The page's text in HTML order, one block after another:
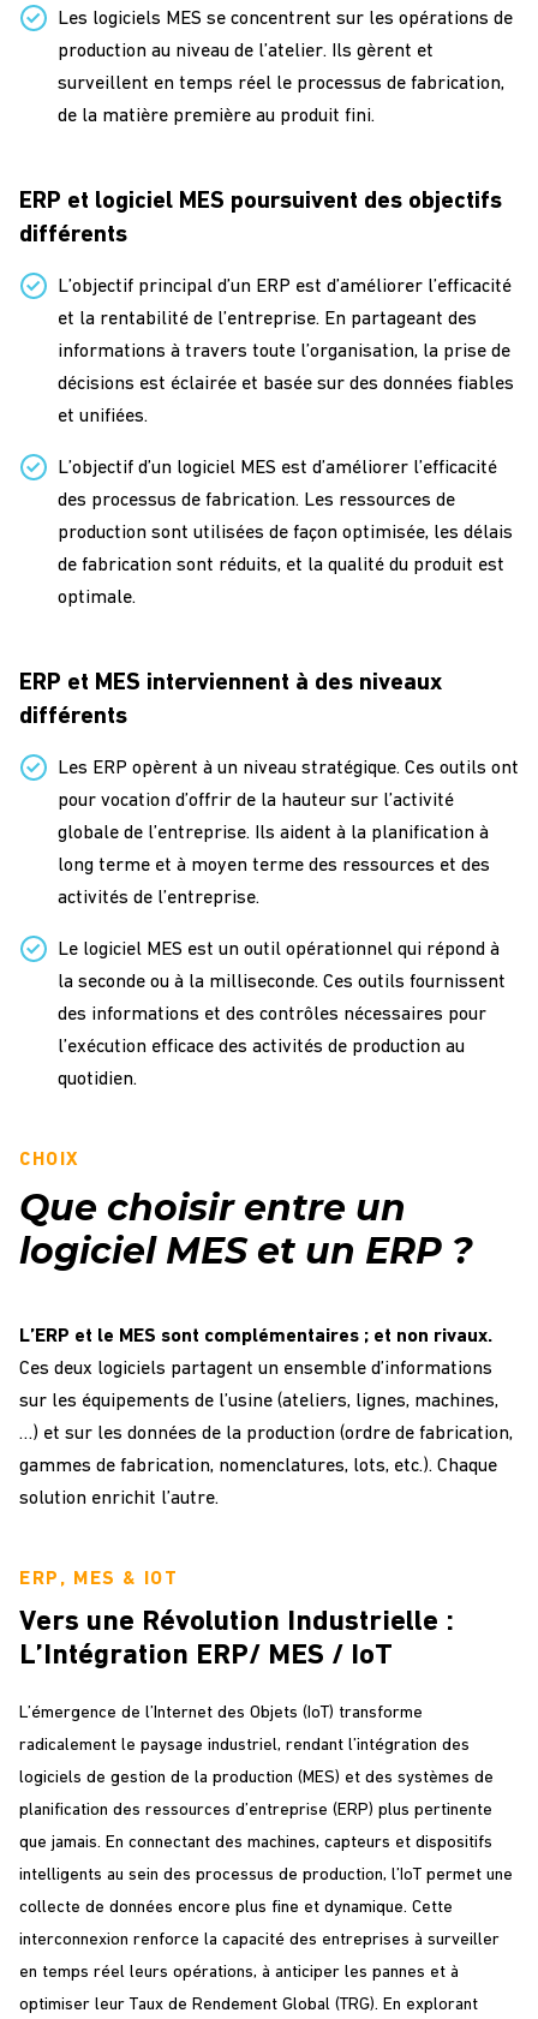
Les logiciels MES se concentrent sur les opérations de
production au niveau de l’atelier. Ils gèrent et
surveillent en temps réel le processus de fabrication,
de la matière première au produit fini.
ERP et logiciel MES poursuivent des objectifs
différents
L’objectif principal d’un ERP est d’améliorer l’efficacité
et la rentabilité de l’entreprise. En partageant des
informations à travers toute l’organisation, la prise de
décisions est éclairée et basée sur des données fiables
et unifiées.
L’objectif d’un logiciel MES est d’améliorer l’efficacité
des processus de fabrication. Les ressources de
production sont utilisées de façon optimisée, les délais
de fabrication sont réduits, et la qualité du produit est
optimale.
ERP et MES interviennent à des niveaux
différents
Les ERP opèrent à un niveau stratégique. Ces outils ont
pour vocation d’offrir de la hauteur sur l’activité
globale de l’entreprise. Ils aident à la planification à
long terme et à moyen terme des ressources et des
activités de l’entreprise.
Le logiciel MES est un outil opérationnel qui répond à
la seconde ou à la milliseconde. Ces outils fournissent
des informations et des contrôles nécessaires pour
l’exécution efficace des activités de production au
quotidien.
CHOIX
Que choisir entre un
logiciel MES et un ERP ?
L’ERP et le MES sont complémentaires ; et non rivaux.
Ces deux logiciels partagent un ensemble d’informations
sur les équipements de l’usine (ateliers, lignes, machines,
…) et sur les données de la production (ordre de fabrication,
gammes de fabrication, nomenclatures, lots, etc.). Chaque
solution enrichit l’autre.
ERP, MES & IOT
Vers une Révolution Industrielle :
L’Intégration ERP/ MES / IoT
L’émergence de l’Internet des Objets (IoT) transforme
radicalement le paysage industriel, rendant l’intégration des
logiciels de gestion de la production (MES) et des systèmes de
planification des ressources d’entreprise (ERP) plus pertinente
que jamais. En connectant des machines, capteurs et dispositifs
intelligents au sein des processus de production, l’IoT permet une
collecte de données encore plus fine et dynamique. Cette
interconnexion renforce la capacité des entreprises à surveiller
en temps réel leurs opérations, à anticiper les pannes et à
optimiser leur Taux de Rendement Global (TRG). En explorant